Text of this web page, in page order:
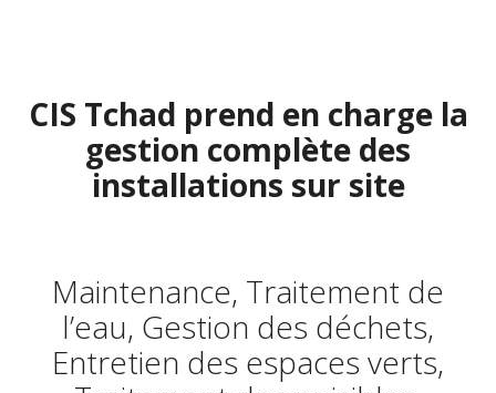
CIS Tchad prend en charge la
gestion complète des
installations sur site
Maintenance, Traitement de
l’eau, Gestion des déchets,
Entretien des espaces verts,